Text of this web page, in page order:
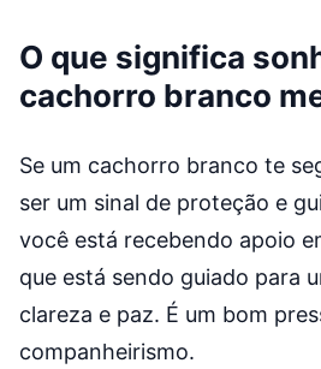
O que significa
cachorro branco
Se um cachorro branco te
ser um sinal de proteção e
você está recebendo apoio
que está sendo guiado para
clareza e paz. É um bom
companheirismo.